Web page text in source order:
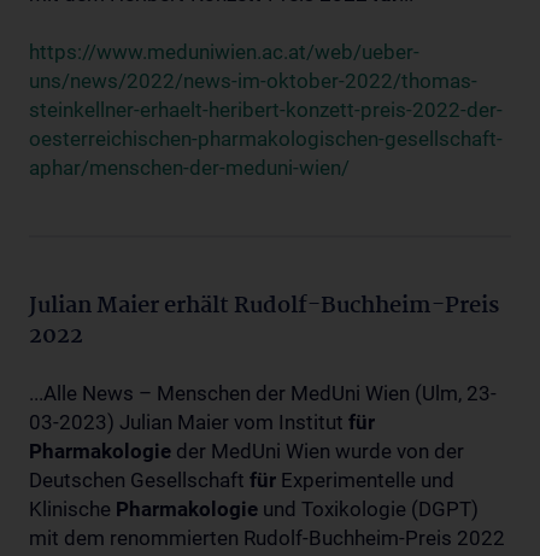
https://www.meduniwien.ac.at/web/ueber-
uns/news/2022/news-im-oktober-2022/thomas-
steinkellner-erhaelt-heribert-konzett-preis-2022-der-
oesterreichischen-pharmakologischen-gesellschaft-
aphar/menschen-der-meduni-wien/
Julian Maier erhält Rudolf-Buchheim-Preis
2022
...Alle News – Menschen der MedUni Wien (Ulm, 23-
03-2023) Julian Maier vom Institut für
Pharmakologie der MedUni Wien wurde von der
Deutschen Gesellschaft für Experimentelle und
Klinische Pharmakologie und Toxikologie (DGPT)
mit dem renommierten Rudolf-Buchheim-Preis 2022